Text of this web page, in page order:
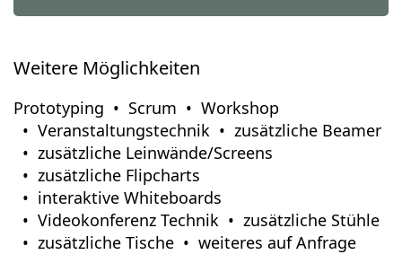
Weitere Möglichkeiten
Prototyping Scrum
Workshop
Veranstaltungstechnik
zusätzliche Beamer
zusätzliche Leinwände/Screens
zusätzliche Flipcharts
interaktive Whiteboards
Videokonferenz Technik
zusätzliche Stühle
zusätzliche Tische
weiteres auf Anfrage